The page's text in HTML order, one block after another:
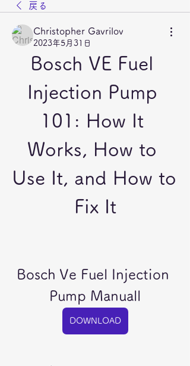
戻る
Christopher Gavrilov
2023年5月31日
Bosch VE Fuel
Injection Pump
101: How It
Works, How to
Use It, and How to
Fix It
Bosch Ve Fuel Injection
Pump Manuall
DOWNLOAD